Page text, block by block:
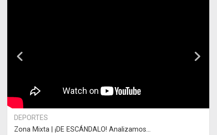
DEPORTES
Zona Mixta | ¡DE ESCÁNDALO! Analizamos...